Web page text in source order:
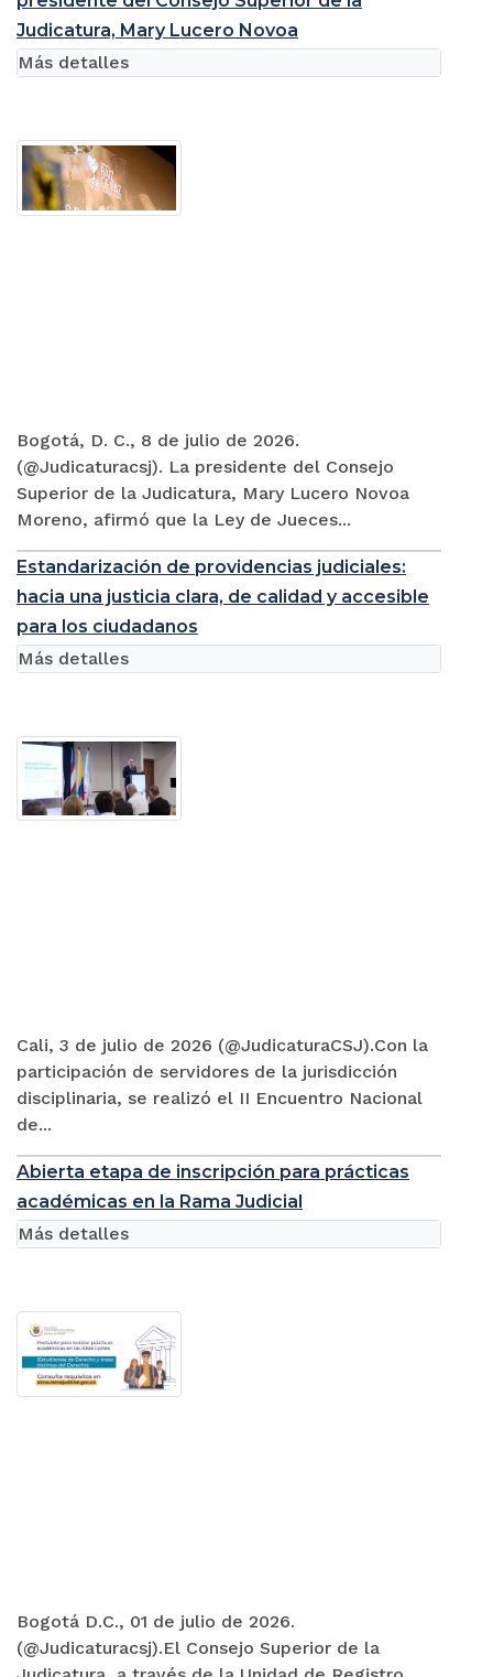
Judicatura, Mary Lucero Novoa
Bogotá, D. C., 8 de julio de 2026.
(@Judicaturacsj). La presidente del Consejo
Superior de la Judicatura, Mary Lucero Novoa
Moreno, afirmó que la Ley de Jueces...
Más detalles
Estandarización de providencias judiciales:
hacia una justicia clara, de calidad y accesible
para los ciudadanos
Cali, 3 de julio de 2026 (@JudicaturaCSJ).Con la
participación de servidores de la jurisdicción
disciplinaria, se realizó el II Encuentro Nacional
de...
Más detalles
Abierta etapa de inscripción para prácticas
académicas en la Rama Judicial
Bogotá D.C., 01 de julio de 2026.
(@Judicaturacsj).El Consejo Superior de la
Más detalles